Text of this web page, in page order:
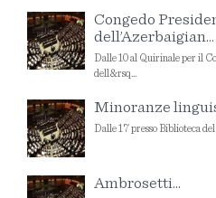
Congedo
dell’Azerbaigian...
Dalle 10 al Quirinale per il
dell&rsq...
Minoranze
Dalle 17 presso Biblioteca
Ambrosetti...